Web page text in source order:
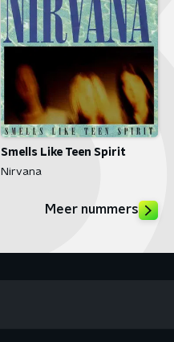
Smells Like Teen Spirit
Nirvana
Meer nummers